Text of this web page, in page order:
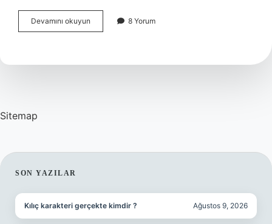
Devamını okuyun
Hukuk
8 Yorum
Sitemap
SIDEBAR
SON YAZILAR
Kılıç karakteri gerçekte kimdir ? Ağustos 9, 2026